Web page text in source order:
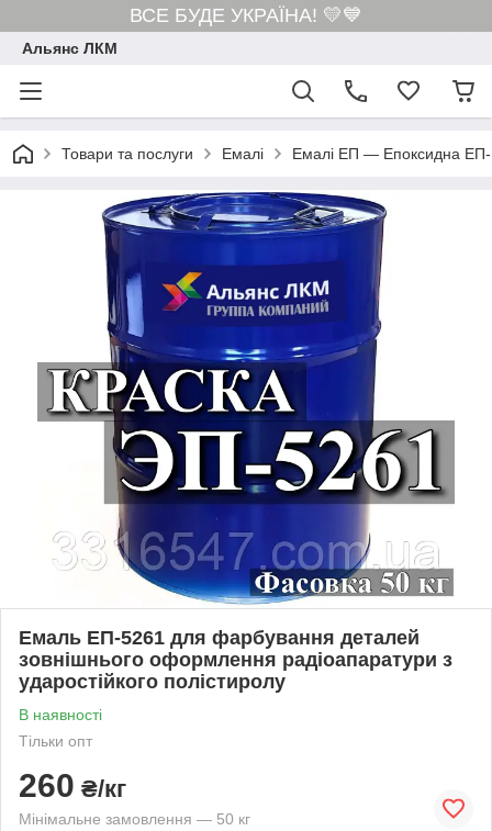
ВСЕ БУДЕ УКРАЇНА! 💛💙
Альянс ЛКМ
Товари та послуги Емалі Емалі ЕП — Епоксидна
Емаль ЕП-5261 для фарбування деталей
зовнішнього оформлення радіоапаратури з
ударостійкого полістиролу
В наявності
Тільки опт
260 ₴/кг
Мінімальне замовлення — 50 кг